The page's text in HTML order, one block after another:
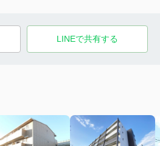
LINEで共有する